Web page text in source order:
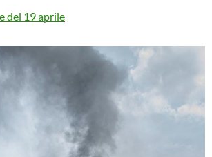
del 19 aprile